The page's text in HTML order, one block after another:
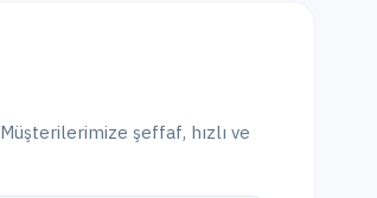
Müşterilerimize şeffaf, hızlı ve